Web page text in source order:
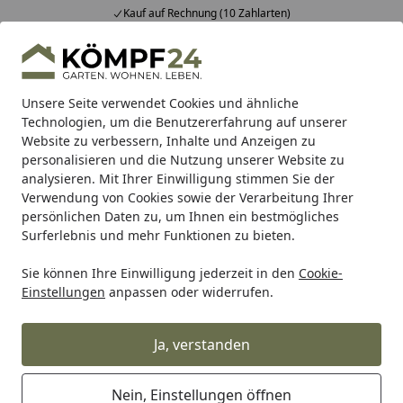
Unsere Seite verwendet Cookies und ähnliche
Technologien, um die Benutzererfahrung auf unserer
Website zu verbessern, Inhalte und Anzeigen zu
personalisieren und die Nutzung unserer Website zu
analysieren. Mit Ihrer Einwilligung stimmen Sie der
Verwendung von Cookies sowie der Verarbeitung Ihrer
persönlichen Daten zu, um Ihnen ein bestmögliches
Surferlebnis und mehr Funktionen zu bieten.
Sie können Ihre Einwilligung jederzeit in den Cookie-
Einstellungen anpassen oder widerrufen.
Ja, verstanden
Nein, Einstellungen öffnen
Kauf auf Rechnung (10 Zahlarten)
Alle Produkte
Mein Konto
Suchen
Startseite
Teich Teichpumpe Wasserspielpumpe Oase Aquarius
Oase Aquarius Fountain Set Classic
3000 E